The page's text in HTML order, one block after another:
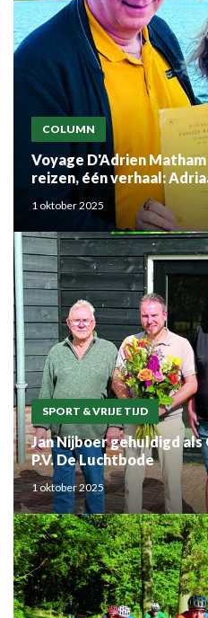
COLUMN
Voyage D'Adrien
reizen, één verhaal:
Mouden
1 oktober 2025
SPORT & VRIJE TIJD
Jan Nijboer gehuldigd als
P.V. De Luchtbode
1 oktober 2025